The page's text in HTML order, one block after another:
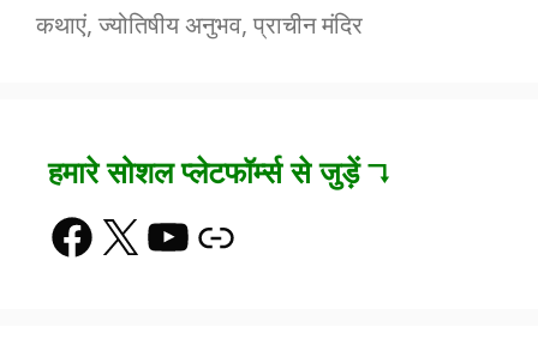
कथाएं, ज्योतिषीय अनुभव, प्राचीन मंदिर
हमारे सोशल प्लेटफॉर्म्स से जुड़ें ↴
Facebook
X YouTube
Link